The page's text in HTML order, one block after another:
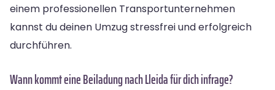
einem professionellen Transportunternehmen
kannst du deinen Umzug stressfrei und erfolgreich
durchführen.
Wann kommt eine Beiladung nach Lleida für dich infrage?